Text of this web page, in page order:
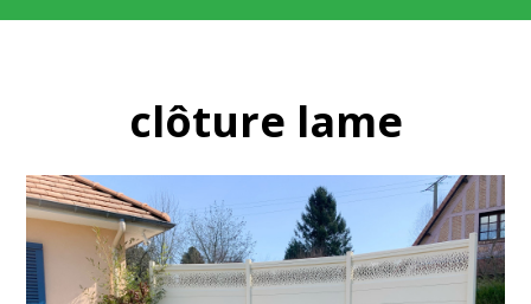
clôture lame